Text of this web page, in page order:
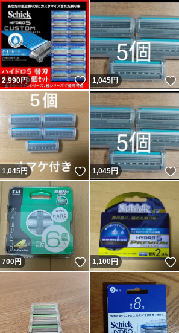
いいね！
2,990円 いいね！
1,045円
いいね！
1,045円 いいね！
1,045円
いいね！
700円 いいね！
1,100円